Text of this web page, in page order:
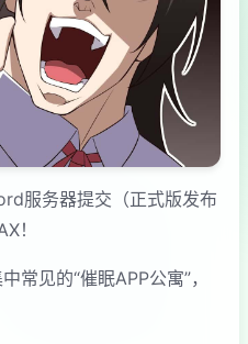
服务器提交（正式版发布
！
常见的“催眠APP公寓”，